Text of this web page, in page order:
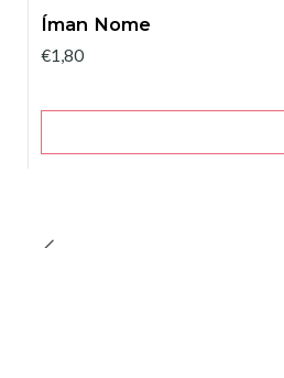
Íman Nome
€1,80